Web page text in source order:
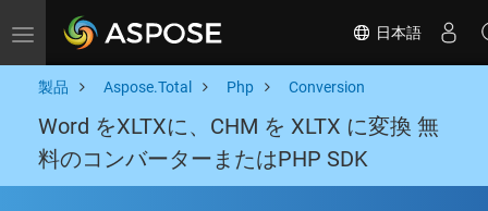
Toggle navigation 日本語
製品 Aspose.Total Php Conversion
Word をXLTXに、CHM を XLTX に変換 無
料のコンバーターまたはPHP SDK